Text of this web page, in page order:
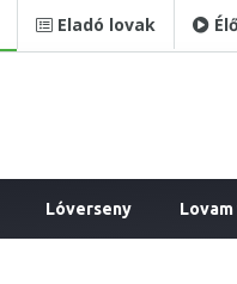
Eladó lovak
Lóverseny Lovam